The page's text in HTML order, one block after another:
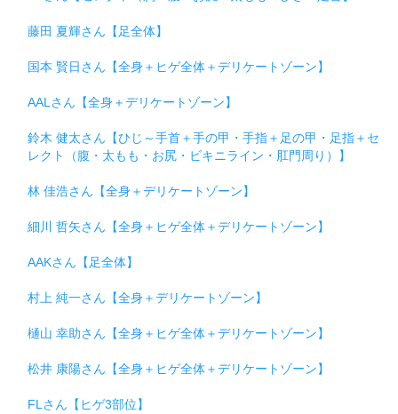
藤田 夏輝さん【足全体】
国本 賢日さん【全身＋ヒゲ全体＋デリケートゾーン】
AALさん【全身＋デリケートゾーン】
鈴木 健太さん【ひじ～手首＋手の甲・手指＋足の甲・足指＋セ
レクト（腹・太もも・お尻・ビキニライン・肛門周り）】
林 佳浩さん【全身＋デリケートゾーン】
細川 哲矢さん【全身＋ヒゲ全体＋デリケートゾーン】
AAKさん【足全体】
村上 純一さん【全身＋デリケートゾーン】
樋山 幸助さん【全身＋ヒゲ全体＋デリケートゾーン】
松井 康陽さん【全身＋ヒゲ全体＋デリケートゾーン】
FLさん【ヒゲ3部位】